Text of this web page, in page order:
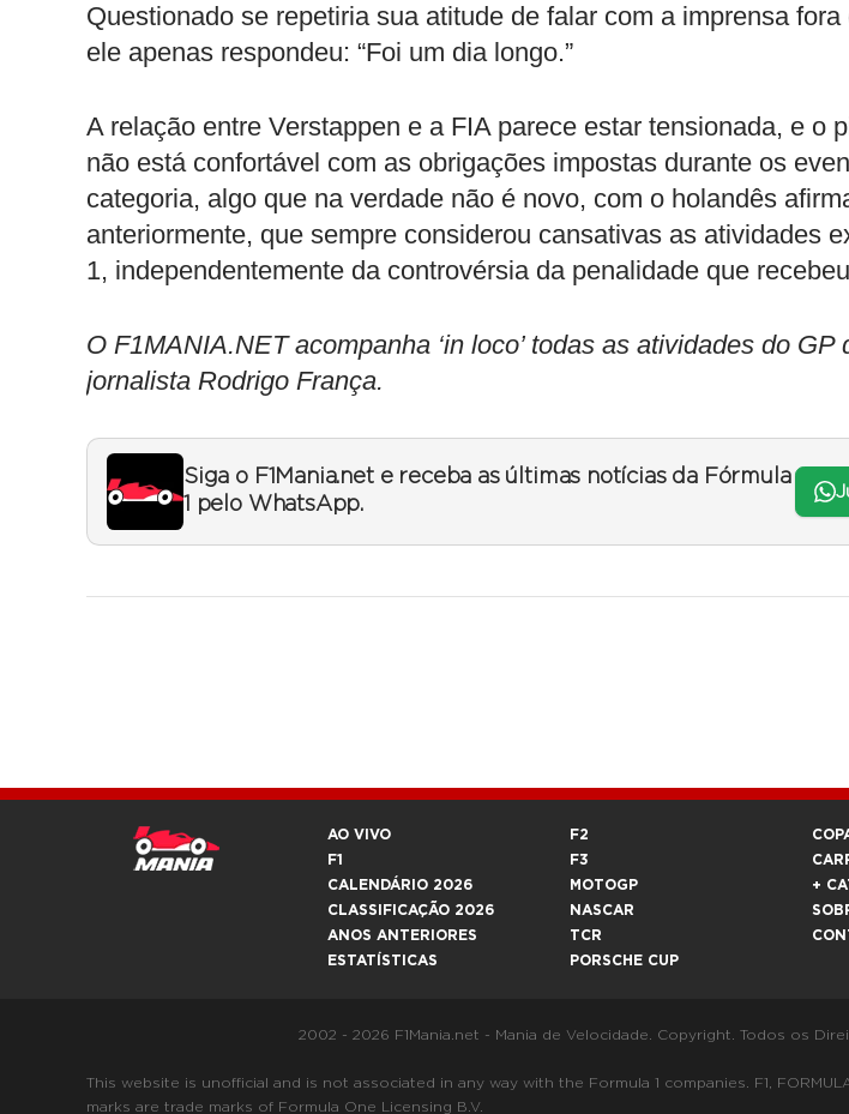
Questionado se repetiria sua atitude de falar com a imprensa
ele apenas respondeu: “Foi um dia longo.”
A relação entre Verstappen e a FIA parece estar tensionada, e o
não está confortável com as obrigações impostas durante os
categoria, algo que na verdade não é novo, com o holandês
anteriormente, que sempre considerou cansativas as atividades
1, independentemente da controvérsia da penalidade que
O F1MANIA.NET acompanha ‘in loco’ todas as atividades do
jornalista Rodrigo França.
Siga o F1Mania.net e receba as últimas notícias da Fórmula
1 pelo WhatsApp.
AO VIVO
F1
CALENDÁRIO 2026
CLASSIFICAÇÃO 2026
ANOS ANTERIORES
ESTATÍSTICAS
F2
F3
MOTOGP
NASCAR
TCR
PORSCHE CUP
+
2002 - 2026 F1Mania.net - Mania de Velocidade. Copyright. Todos os
This website is unofficial and is not associated in any way with the Formula 1 companies. F1, FORMULA
marks are trade marks of Formula One Licensing B.V.